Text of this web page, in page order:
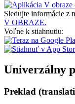
Sledujte informácie z
V OBRAZE.
Voľne k stiahnutiu:
Univerzálny
Preklad